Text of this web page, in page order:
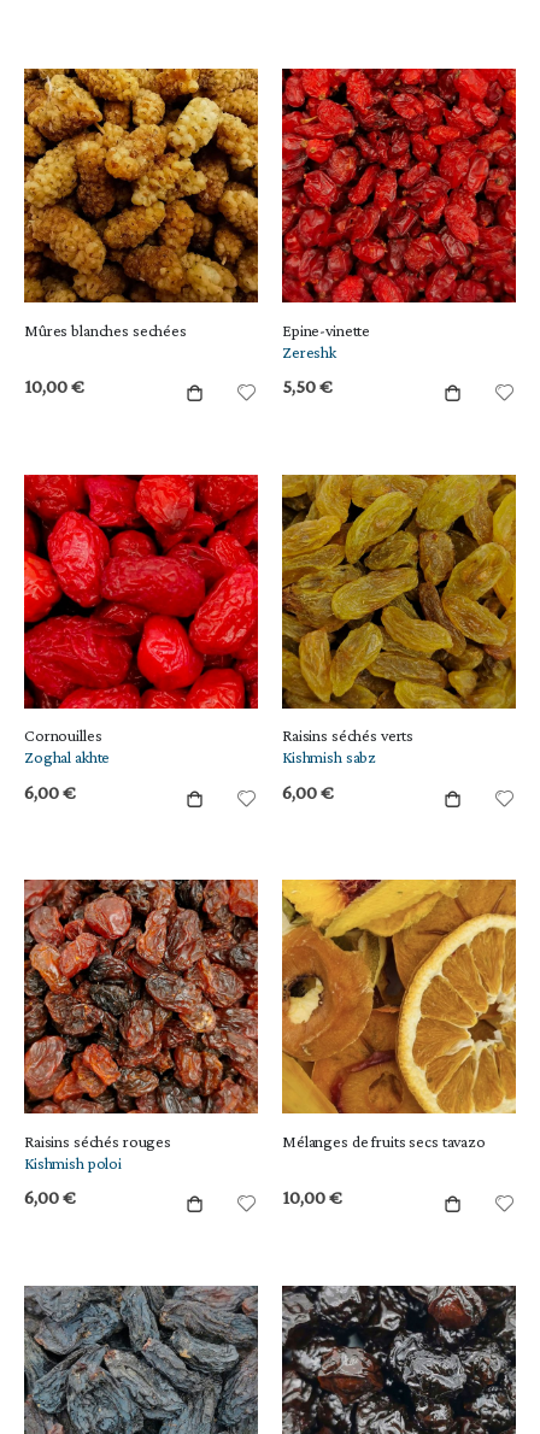
Mûres blanches sechées
10,00 €
Epine-vinette
Zereshk
5,50 €
Cornouilles
Zoghal akhte
6,00 €
Raisins séchés verts
Kishmish sabz
6,00 €
Raisins séchés rouges
Kishmish poloi
6,00 €
Mélanges de fruits secs tavazo
10,00 €